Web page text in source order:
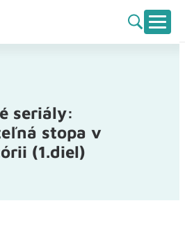
seriály:
stopa v
(1.diel)